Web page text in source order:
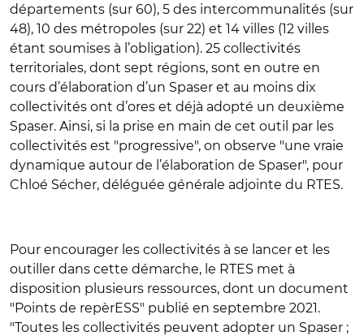
départements (sur 60), 5 des intercommunalités (sur
48), 10 des métropoles (sur 22) et 14 villes (12 villes
étant soumises à l’obligation). 25 collectivités
territoriales, dont sept régions, sont en outre en
cours d’élaboration d’un Spaser et au moins dix
collectivités ont d’ores et déjà adopté un deuxième
Spaser. Ainsi, si la prise en main de cet outil par les
collectivités est "progressive", on observe "une vraie
dynamique autour de l’élaboration de Spaser", pour
Chloé Sécher, déléguée générale adjointe du RTES.
Pour encourager les collectivités à se lancer et les
outiller dans cette démarche, le RTES met à
disposition plusieurs ressources, dont un document
"Points de repèrESS" publié en septembre 2021.
"Toutes les collectivités peuvent adopter un Spaser ;